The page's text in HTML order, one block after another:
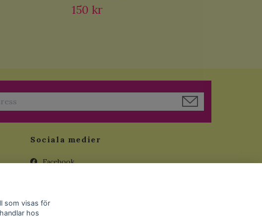
150 kr
Sociala medier
Facebook
som visas för
hos